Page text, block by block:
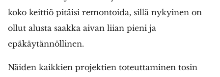
koko keittiö pitäisi remontoida, sillä nykyinen on
ollut alusta saakka aivan liian pieni ja
epäkäytännöllinen.
Näiden kaikkien projektien toteuttaminen tosin